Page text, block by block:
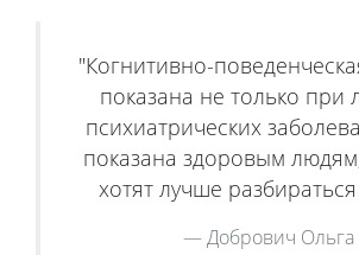
"Когнитивно-
показана не только при
психиатрических
показана здоровым
хотят лучше
Добрович Ольга